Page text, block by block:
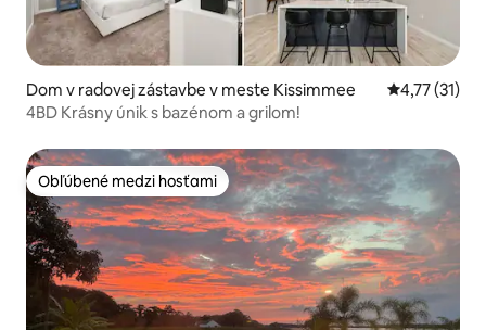
Dom v radovej zástavbe v meste Kissimmee Priemerné
4,77 (31)
4BD Krásny únik s bazénom a grilom!
Obľúbené medzi hosťami
Obľúbené medzi hosťami